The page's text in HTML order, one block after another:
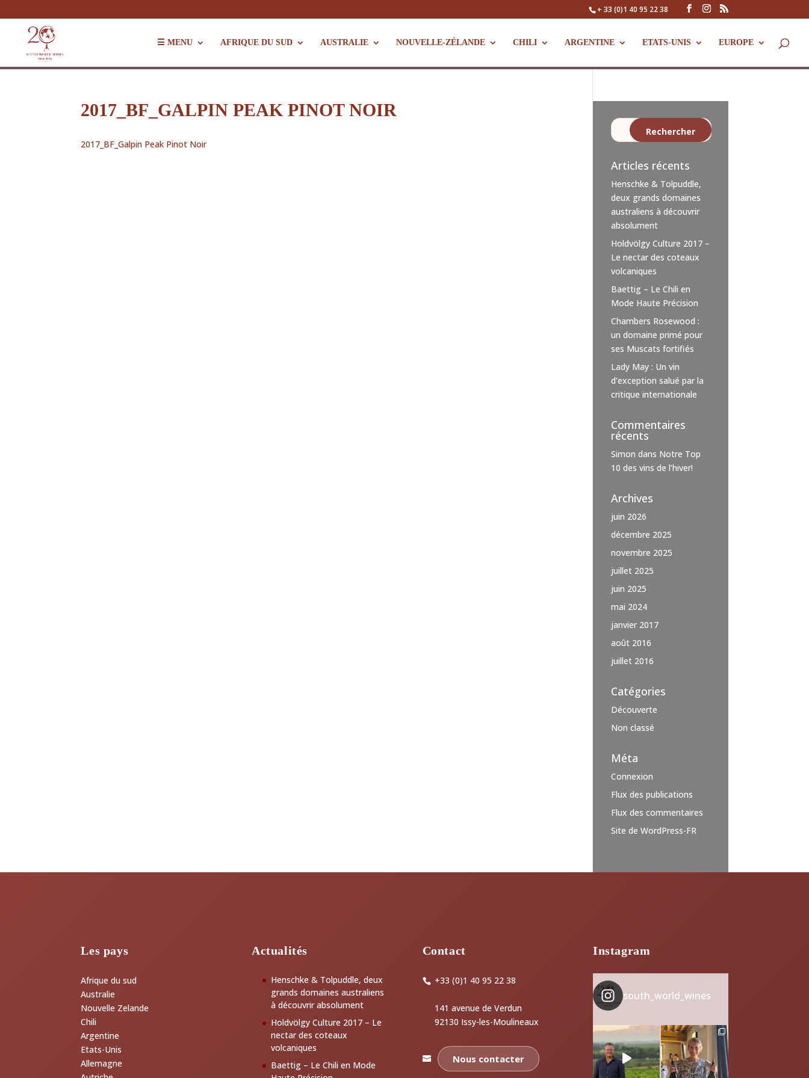
+ 33 (0)1 40 95 22 38
☰ MENU AFRIQUE DU SUD AUSTRALIE NOUVELLE-ZÉLANDE CHILI ARGENTINE ETATS-UNIS EUROPE
2017_BF_GALPIN PEAK PINOT NOIR
2017_BF_Galpin Peak Pinot Noir
Articles récents
Henschke & Tolpuddle,
deux grands domaines
australiens à découvrir
absolument
Holdvölgy Culture 2017 –
Le nectar des coteaux
volcaniques
Baettig – Le Chili en
Mode Haute Précision
Chambers Rosewood :
un domaine primé pour
ses Muscats fortifiés
Lady May : Un vin
d’exception salué par la
critique internationale
Commentaires
récents
Simon dans Notre Top
10 des vins de l’hiver!
Archives
juin 2026
décembre 2025
novembre 2025
juillet 2025
juin 2025
mai 2024
janvier 2017
août 2016
juillet 2016
Catégories
Découverte
Non classé
Méta
Connexion
Flux des publications
Flux des commentaires
Site de WordPress-FR
Les pays
Afrique du sud
Australie
Nouvelle Zelande
Chili
Argentine
Etats-Unis
Allemagne
Actualités
Henschke & Tolpuddle, deux
grands domaines australiens
à découvrir absolument
Holdvölgy Culture 2017 – Le
nectar des coteaux
volcaniques
Baettig – Le Chili en Mode
Contact
+33 (0)1 40 95 22 38
141 avenue de Verdun
92130 Issy-les-Moulineaux
Nous contacter
Instagram
south_world_wines